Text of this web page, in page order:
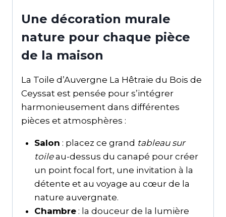
Une décoration murale
nature pour chaque pièce
de la maison
La Toile d’Auvergne La Hêtraie du Bois de
Ceyssat est pensée pour s’intégrer
harmonieusement dans différentes
pièces et atmosphères :
Salon : placez ce grand tableau sur
toileau-dessus du canapé pour créer
un point focal fort, une invitation à la
détente et au voyage au cœur de la
nature auvergnate.
Chambre: la douceur de la lumière